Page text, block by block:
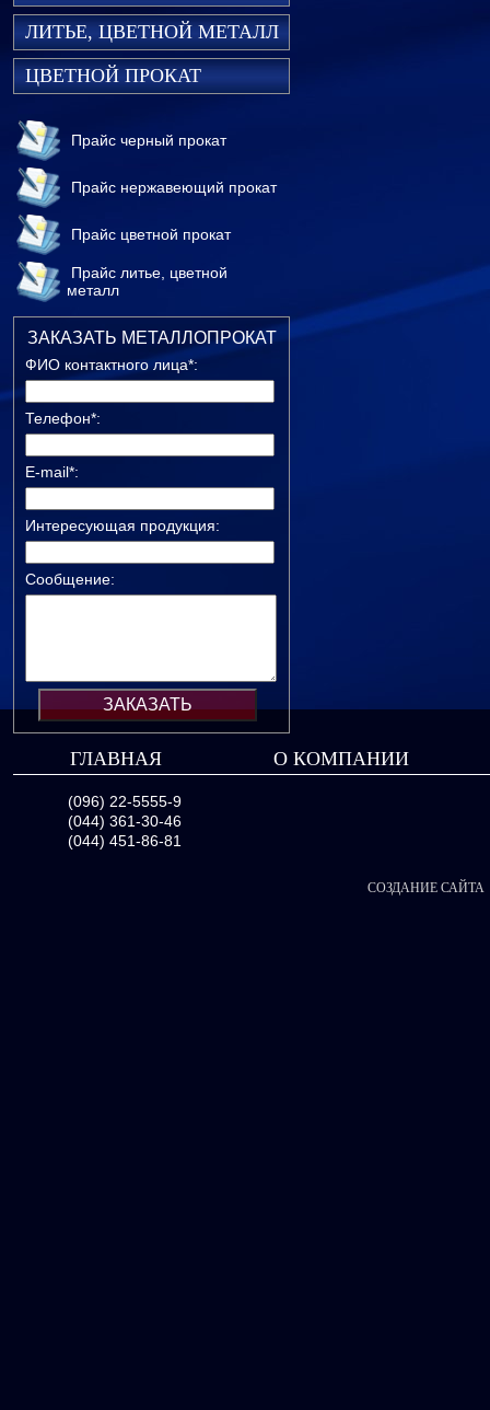
ЛИТЬЕ, ЦВЕТНОЙ МЕТАЛЛ
ЦВЕТНОЙ ПРОКАТ
Прайс черный прокат
Прайс нержавеющий прокат
Прайс цветной прокат
Прайс литье, цветной
металл
ЗАКАЗАТЬ МЕТАЛЛОПРОКАТ
ФИО контактного лица*:
Телефон*:
E-mail*:
Интересующая продукция:
Сообщение:
ГЛАВНАЯ О КОМПАНИИ
(096) 22-5555-9
(044) 361-30-46
(044) 451-86-81
СОЗДАНИЕ САЙТА